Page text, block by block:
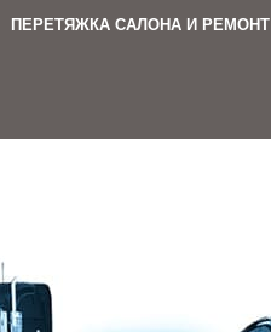
ПЕРЕТЯЖКА САЛОНА И РЕМОНТ